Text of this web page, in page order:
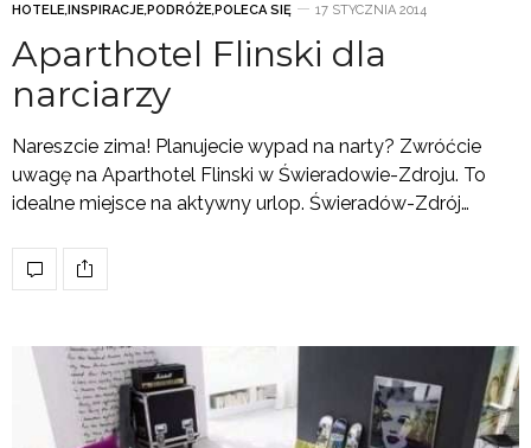
HOTELE,INSPIRACJE,PODRÓŻE,POLECA SIĘ 17 STYCZNIA 2014
Aparthotel Flinski dla
narciarzy
Nareszcie zima! Planujecie wypad na narty? Zwróćcie
uwagę na Aparthotel Flinski w Świeradowie-Zdroju. To
idealne miejsce na aktywny urlop. Świeradów-Zdrój…